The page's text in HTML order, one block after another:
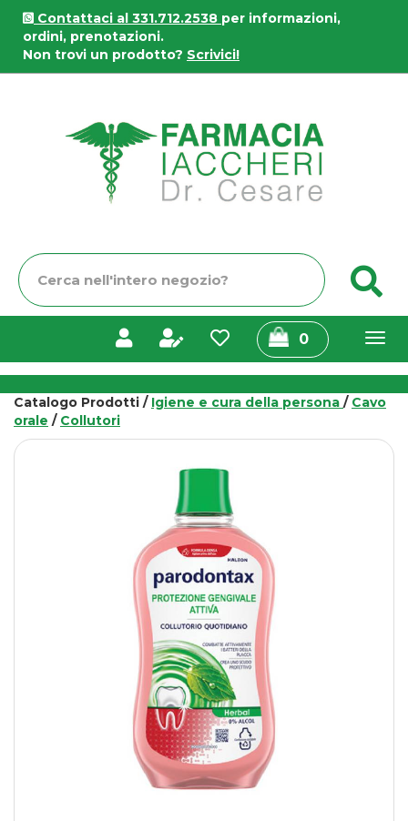
Passa
contenuto
principale
Contattaci al 331.712.2538 per informazioni,
ordini, prenotazioni.
Non trovi un prodotto? Scrivici!
Cerca
Prodotto
0prodotti
inseriti
Catalogo Prodotti / Igiene e cura della persona / Cavo
orale / Collutori